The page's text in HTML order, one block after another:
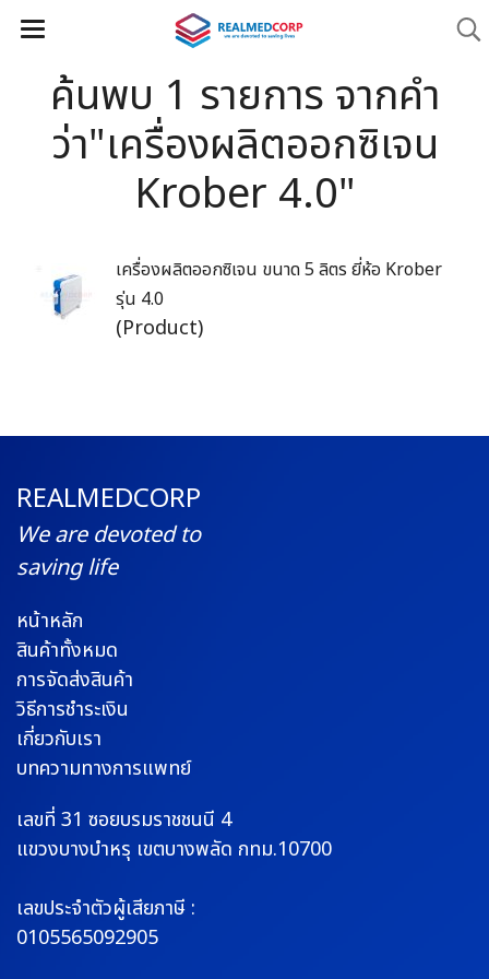
ค้นพบ 1 รายการ จากคำ
ว่า"เครื่องผลิตออกซิเจน
Krober 4.0"
เครื่องผลิตออกซิเจน ขนาด 5 ลิตร ยี่ห้อ Krober
รุ่น 4.0
(Product)
REALMEDCORP
We are devoted to
saving life
หน้าหลัก
สินค้าทั้งหมด
การจัดส่งสินค้า
วิธีการชำระเงิน
เกี่ยวกับเรา
บทความทางการแพทย์
เลขที่ 31 ซอยบรมราชชนนี 4
แขวงบางบำหรุ เขตบางพลัด กทม.10700
เลขประจำตัวผู้เสียภาษี :
0105565092905